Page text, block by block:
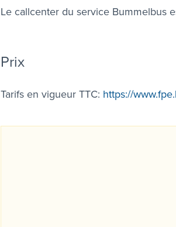
Le callcenter du service Bummelbus
Prix
Tarifs en vigueur TTC: https://